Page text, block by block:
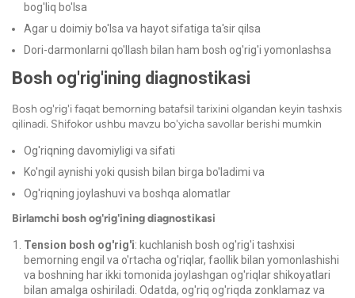
bog'liq bo'lsa
Agar u doimiy bo'lsa va hayot sifatiga ta'sir qilsa
Dori-darmonlarni qo'llash bilan ham bosh og'rig'i yomonlashsa
Bosh og'rig'ining diagnostikasi
Bosh og'rig'i faqat bemorning batafsil tarixini olgandan keyin tashxis
qilinadi. Shifokor ushbu mavzu bo'yicha savollar berishi mumkin
Og'riqning davomiyligi va sifati
Ko'ngil aynishi yoki qusish bilan birga bo'ladimi va
Og'riqning joylashuvi va boshqa alomatlar
Birlamchi bosh og'rig'ining diagnostikasi
Tension bosh og'rig'i: kuchlanish bosh og'rig'i tashxisi
bemorning engil va o'rtacha og'riqlar, faollik bilan yomonlashishi
va boshning har ikki tomonida joylashgan og'riqlar shikoyatlari
bilan amalga oshiriladi. Odatda, og'riq og'riqda zonklamaz va